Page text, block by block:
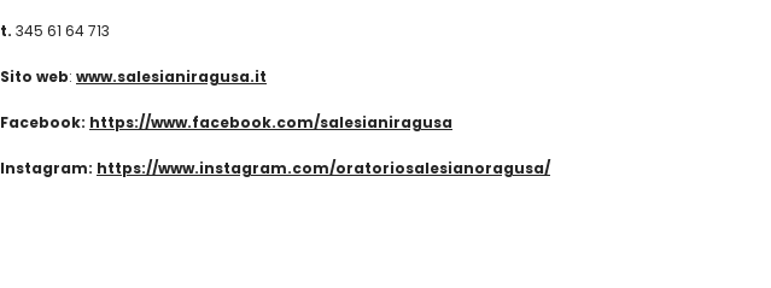
t. 345 61 64 713
Sito web: www.salesianiragusa.it
Facebook: https://www.facebook.com/salesianiragusa
Instagram: https://www.instagram.com/oratoriosalesianoragusa/